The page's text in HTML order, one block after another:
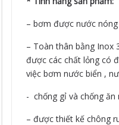
– bơm được nước nóng
– Toàn thân bằng Inox
được các chất lỏng có
việc bơm nước biển ,
- chống gỉ và chống ăn
– được thiết kế chông